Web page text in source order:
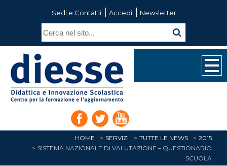
Sedi e Contatti Accedi Newsletter
HOME SERVIZI TUTTE LE NEWS
2015
SISTEMA NAZIONALE DI VALUTAZIONE – QUESTIONARIO
SCUOLA